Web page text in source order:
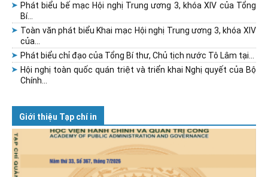
Phát biểu bế mạc Hội nghị Trung ương 3, khóa XIV của Tổng
Bí...
Toàn văn phát biểu Khai mạc Hội nghị Trung ương 3, khóa XIV
của...
Phát biểu chỉ đạo của Tổng Bí thư, Chủ tịch nước Tô Lâm tại...
Hội nghị toàn quốc quán triệt và triển khai Nghị quyết của Bộ
Chính...
Giới thiệu Tạp chí in